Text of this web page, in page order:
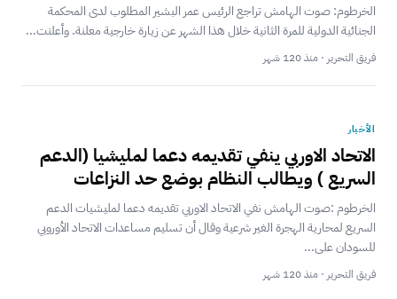
‎الخرطوم: صوت الهامش ‎تراجع الرئيس عمر البشير المطلوب لدى المحكمة
الجنائية الدولية للمرة الثانية خلال هذا الشهر عن زيارة خارجية معلنة. ‎وأعلنت...
فريق التحرير · منذ 120 شهر
الأخبار
الاتحاد الاوربي ينفي تقديمه دعما لمليشيا (الدعم
السريع ) ويطالب النظام بوضع حد النزاعات
الخرطوم :صوت الهامش نفي الاتحاد الاوربي تقديمه دعما لمليشيات الدعم
السريع لمحارية الهجرة الغير شرعية وقال أن تسليم مساعدات الاتحاد الأوروبي
للسودان على...
فريق التحرير · منذ 120 شهر